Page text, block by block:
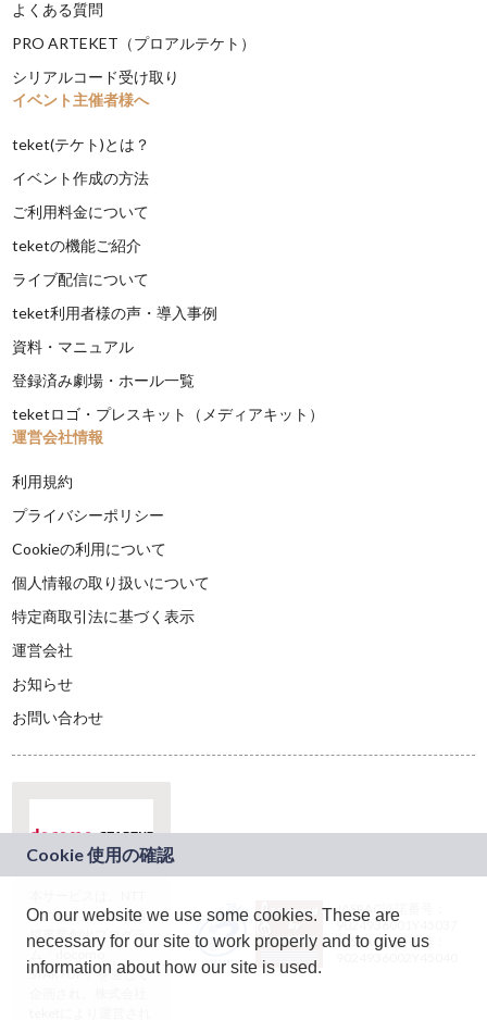
よくある質問
PRO ARTEKET（プロアルテケト）
シリアルコード受け取り
イベント主催者様へ
teket(テケト)とは？
イベント作成の方法
ご利用料金について
teketの機能ご紹介
ライブ配信について
teket利用者様の声・導入事例
資料・マニュアル
登録済み劇場・ホール一覧
teketロゴ・プレスキット（メディアキット）
運営会社情報
利用規約
プライバシーポリシー
Cookieの利用について
個人情報の取り扱いについて
特定商取引法に基づく表示
運営会社
お知らせ
お問い合わせ
ドコモグループの新
規事業創出プログラ
ム「docomo
STARTUP」を通じて
JASRAC許諾番号：
9024936001Y45037
JASRAC許諾番号：
On our website we use some cookies. These are
necessary for our site to work properly and to give us
information about how our site is used.